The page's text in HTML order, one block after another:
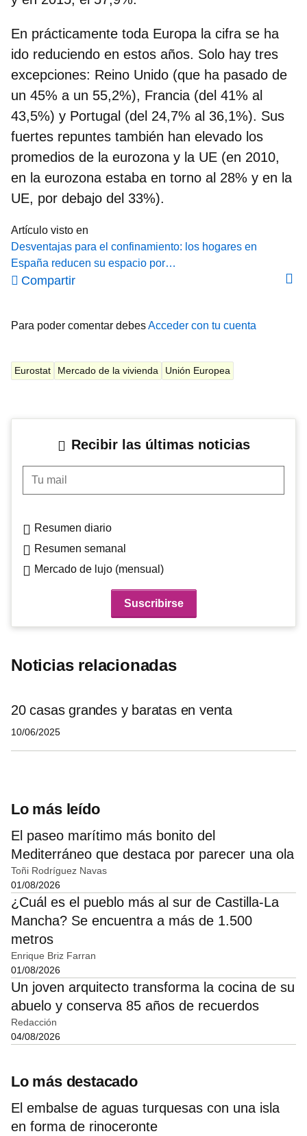
En prácticamente toda Europa la cifra se ha
ido reduciendo en estos años. Solo hay tres
excepciones: Reino Unido (que ha pasado de
un 45% a un 55,2%), Francia (del 41% al
43,5%) y Portugal (del 24,7% al 36,1%). Sus
fuertes repuntes también han elevado los
promedios de la eurozona y la UE (en 2010,
en la eurozona estaba en torno al 28% y en la
UE, por debajo del 33%).
Artículo visto en
Desventajas para el confinamiento: los hogares en
España reducen su espacio por…
Compartir
Para poder comentar debesAcceder con tu cuenta
Eurostat Mercado de la vivienda Unión Europea
Recibir las últimas noticias
Tu mail
Resumen diario
Resumen semanal
Mercado de lujo (mensual)
Noticias relacionadas
20 casas grandes y baratas en venta
10/06/2025
Lo más leído
El paseo marítimo más bonito del
Mediterráneo que destaca por parecer una ola
Toñi Rodríguez Navas
01/08/2026
¿Cuál es el pueblo más al sur de Castilla-La
Mancha? Se encuentra a más de 1.500
metros
Enrique Briz Farran
01/08/2026
Un joven arquitecto transforma la cocina de su
abuelo y conserva 85 años de recuerdos
Redacción
04/08/2026
Lo más destacado
El embalse de aguas turquesas con una isla
en forma de rinoceronte